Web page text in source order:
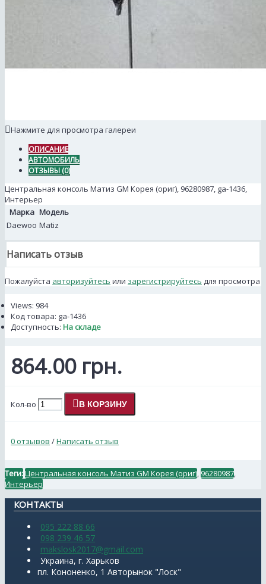
Нажмите для просмотра галереи
ОПИСАНИЕ
АВТОМОБИЛЬ
ОТЗЫВЫ (0)
Центральная консоль Матиз GM Корея (ориг), 96280987, ga-1436,
Интерьер
Марка Модель
Daewoo Matiz
Написать отзыв
Пожалуйста авторизуйтесь или зарегистрируйтесь для просмотра
Views: 984
Код товара: ga-1436
Доступность: На складе
864.00 грн.
Кол-во В КОРЗИНУ
0 отзывов /Написать отзыв
Теги:Центральная консоль Матиз GM Корея (ориг) 96280987
Интерьер
КОНТАКТЫ
095 222 88 66
098 239 46 57
makslosk2017@gmail.com
Украина, г. Харьков
пл. Кононенко, 1 Авторынок "Лоск"